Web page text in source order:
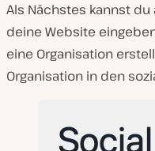
Als Nächstes kannst du
deine Website
eine Organisation
Organisation in den